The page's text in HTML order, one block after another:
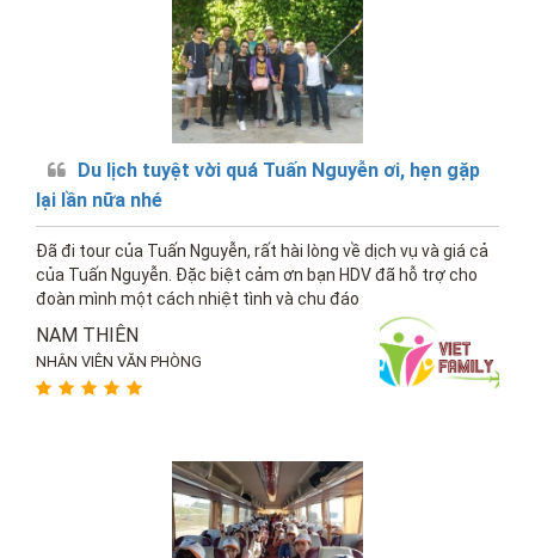
Du lịch tuyệt vời quá Tuấn Nguyễn ơi, hẹn gặp
lại lần nữa nhé
Đã đi tour của Tuấn Nguyễn, rất hài lòng về dịch vụ và giá cả
của Tuấn Nguyễn. Đặc biệt cảm ơn bạn HDV đã hỗ trợ cho
đoàn mình một cách nhiệt tình và chu đáo
NAM THIÊN
NHÂN VIÊN VĂN PHÒNG